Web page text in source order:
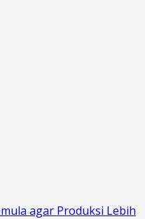
agar Produksi Lebih